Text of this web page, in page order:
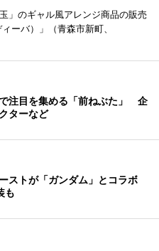
」のギャル風アレンジ商品の販売
ーバ）」（青森市新町、
で注目を集める「前ねぶた」 企
ターなど
ストが「ガンダム」とコラボ
も